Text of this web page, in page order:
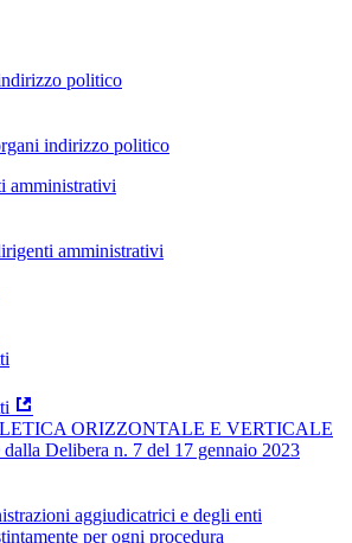
politico
indirizzo politico
amministrativi
amministrativi
ORIZZONTALE E VERTICALE
Delibera n. 7 del 17 gennaio 2023
aggiudicatrici e degli enti
per ogni procedura